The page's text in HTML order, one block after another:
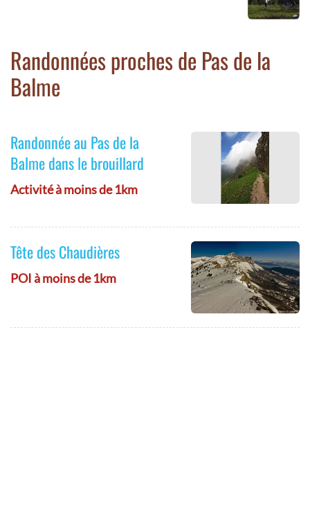
Randonnées proches de Pas de la
Balme
Randonnée au Pas de la
Balme dans le brouillard
Activité à moins de 1km
Tête des Chaudières
POI à moins de 1km